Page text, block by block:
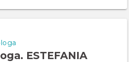
ESTEFANIA